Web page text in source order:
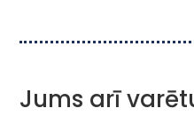
Jums arī